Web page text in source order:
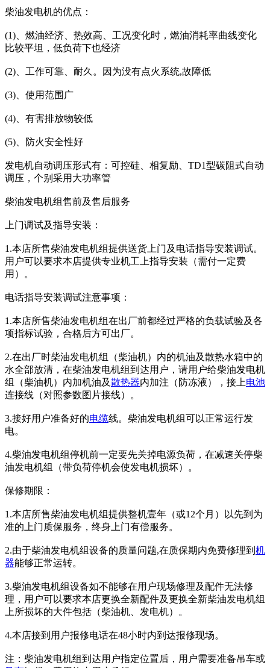
柴油发电机的优点：
(1)、燃油经济、热效高、工况变化时，燃油消耗率曲线变化
比较平坦，低负荷下也经济
(2)、工作可靠、耐久。因为没有点火系统,故障低
(3)、使用范围广
(4)、有害排放物较低
(5)、防火安全性好
发电机自动调压形式有：可控硅、相复励、TD1型碳阻式自动
调压，个别采用大功率管
柴油发电机组售前及售后服务
上门调试及指导安装：
1.本店所售柴油发电机组提供送货上门及电话指导安装调试。
用户可以要求本店提供专业机工上指导安装（需付一定费
用）。
电话指导安装调试注意事项：
1.本店所售柴油发电机组在出厂前都经过严格的负载试验及各
项指标试验，合格后方可出厂。
2.在出厂时柴油发电机组（柴油机）内的机油及散热水箱中的
水全部放清，在柴油发电机组到达用户，请用户给柴油发电机
组（柴油机）内加机油及散热器内加注（防冻液），接上电池
连接线（对照参数图片接线）。
3.接好用户准备好的电缆线。柴油发电机组可以正常运行发
电。
4.柴油发电机组停机前一定要先关掉电源负荷，在减速关停柴
油发电机组（带负荷停机会使发电机损坏）。
保修期限：
1.本店所售柴油发电机组提供整机壹年（或12个月）以先到为
准的上门质保服务，终身上门有偿服务。
2.由于柴油发电机组设备的质量问题,在质保期内免费修理到 机
器能够正常运转。
3.柴油发电机组设备如不能够在用户现场修理及配件无法修
理，用户可以要求本店更换全新配件及更换全新柴油发电机组
上所损坏的大件包括（柴油机、发电机）。
4.本店接到用户报修电话在48小时内到达报修现场。
注：柴油发电机组到达用户指定位置后，用户需要准备吊车或